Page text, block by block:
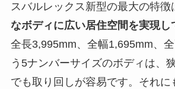
スバルレックス新型の最大の特徴
なボディに広い居住空間を実現し
全長3,995mm、全幅1,695mm、
う5ナンバーサイズのボディは、
でも取り回しが容易です。それに